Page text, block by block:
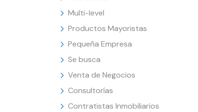
Multi-level
Productos Mayoristas
Pequeña Empresa
Se busca
Venta de Negocios
Consultorías
Contratistas Inmobiliarios